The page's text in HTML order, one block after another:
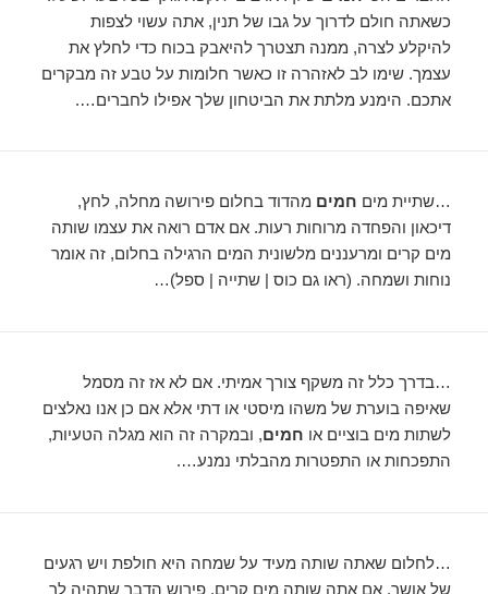
כשאתה חולם לדרוך על גבו של תנין, אתה עשוי לצפות
להיקלע לצרה, ממנה תצטרך להיאבק בכוח כדי לחלץ את
עצמך. שימו לב לאזהרה זו כאשר חלומות על טבע זה מבקרים
אתכם. הימנע מלתת את הביטחון שלך אפילו לחברים….
…שתיית מים חמים מהדוד בחלום פירושה מחלה, לחץ,
דיכאון והפחדה מרוחות רעות. אם אדם רואה את עצמו שותה
מים קרים ומרעננים מלשונית המים הרגילה בחלום, זה אומר
נוחות ושמחה. (ראו גם כוס | שתייה | ספל)…
…בדרך כלל זה משקף צורך אמיתי. אם לא אז זה מסמל
שאיפה בוערת של משהו מיסטי או דתי אלא אם כן אנו נאלצים
לשתות מים בוציים או חמים, ובמקרה זה הוא מגלה הטעיות,
התפכחות או התפטרות מהבלתי נמנע….
…לחלום שאתה שותה מעיד על שמחה היא חולפת ויש רגעים
של אושר. אם אתה שותה מים קרים, פירוש הדבר שתהיה לך